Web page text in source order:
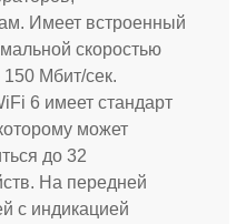
Имеет встроенный
скоростью
Мбит/сек.
6 имеет стандарт
может
до 32
На передней
с индикацией